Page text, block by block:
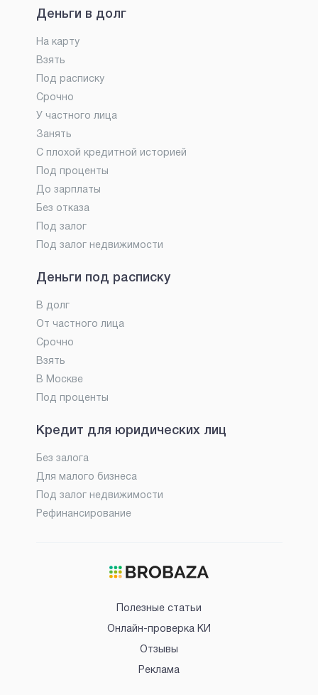
Деньги в долг
На карту
Взять
Под расписку
Срочно
У частного лица
Занять
С плохой кредитной историей
Под проценты
До зарплаты
Без отказа
Под залог
Под залог недвижимости
Деньги под расписку
В долг
От частного лица
Срочно
Взять
В Москве
Под проценты
Кредит для юридических лиц
Без залога
Для малого бизнеса
Под залог недвижимости
Рефинансирование
Полезные статьи
Онлайн-проверка КИ
Отзывы
Реклама